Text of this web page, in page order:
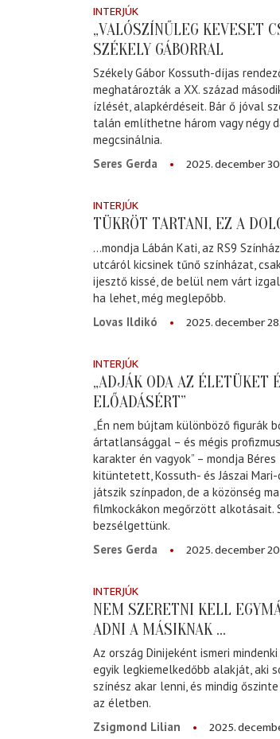
INTERJÚK
„VALÓSZÍNŰLEG KEVESET
SZÉKELY GÁBORRAL
Székely Gábor Kossuth-díjas
meghatározták a XX. század
ízlését, alapkérdéseit. Bár ő jóval
talán említhetne három vagy négy
megcsinálnia.
Seres Gerda
2025. december
INTERJÚK
TÜKRÖT TARTANI, EZ A
...mondja Lábán Kati, az RS9
utcáról kicsinek tűnő színházat,
ijesztő kissé, de belül nem várt
ha lehet, még meglepőbb.
Lovas Ildikó
2025. december 28.
INTERJÚK
„ADJÁK ODA AZ ÉLETÜKET
ELŐADÁSÉRT”
„Én nem bújtam különböző figurák
ártatlansággal – és mégis
karakter én vagyok” – mondja
kitüntetett, Kossuth- és Jászai
játszik színpadon, de a közönség
filmkockákon megőrzött alkotásait.
bezsélgettünk.
Seres Gerda
2025. december
INTERJÚK
NEM SZERETNI KELL
ADNI A MÁSIKNAK ...
Az ország Dinijeként ismeri
egyik legkiemelkedőbb alakját, aki
színész akar lenni, és mindig
az életben.
Zsigmond Lilian
2025.